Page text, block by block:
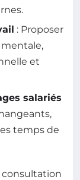
: Proposer
et
salariés
temps de
consultation